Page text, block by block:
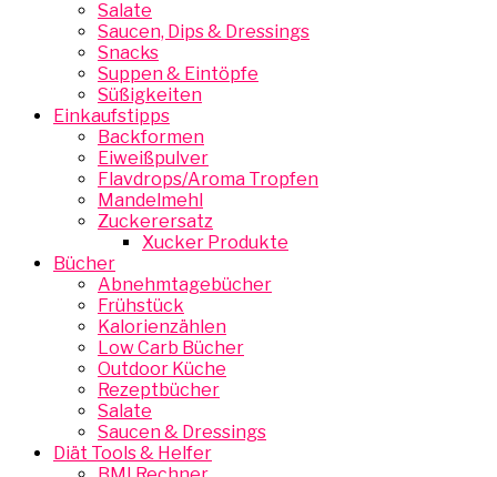
Salate
Saucen, Dips & Dressings
Snacks
Suppen & Eintöpfe
Süßigkeiten
Einkaufstipps
Backformen
Eiweißpulver
Flavdrops/Aroma Tropfen
Mandelmehl
Zuckerersatz
Xucker Produkte
Bücher
Abnehmtagebücher
Frühstück
Kalorienzählen
Low Carb Bücher
Outdoor Küche
Rezeptbücher
Salate
Saucen & Dressings
Diät Tools & Helfer